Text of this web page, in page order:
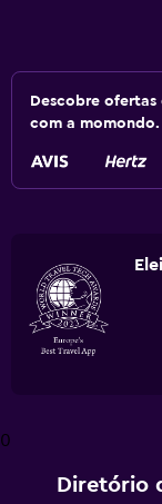
Descobre
com a momondo.
0
Diretório